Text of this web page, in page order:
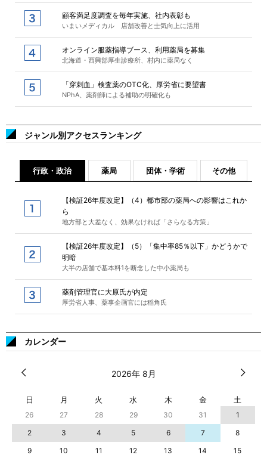
顧客満足度調査を毎年実施、社内表彰も
いまいメディカル 店舗改善と士気向上に活用
オンライン服薬指導ブース、利用薬局を募集
北海道・西興部厚生診療所、村内に薬局なく
「穿刺血」検査薬のOTC化、厚労省に要望書
NPhA、薬剤師による補助の明確化も
ジャンル別アクセスランキング
行政・政治 薬局 団体・学術 その他
【検証26年度改定】（4）都市部の薬局への影響はこれか
ら
地方部と大差なく、効果なければ「さらなる方策」
【検証26年度改定】（5）「集中率85％以下」かどうかで
明暗
大半の店舗で基本料1を断念した中小薬局も
薬剤管理官に大原氏が内定
厚労省人事、薬事企画官には稲角氏
カレンダー
2026年 8月
日 月 火 水 木 金 土
26 27 28 29 30 31
1
2
3 4 5 6 7
8
9
10 11 12 13 14
15